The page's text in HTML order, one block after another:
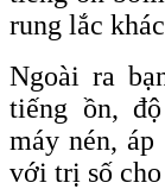
rung lắc
Ngoài ra
tiếng ồn,
máy nén, áp
với trị số cho